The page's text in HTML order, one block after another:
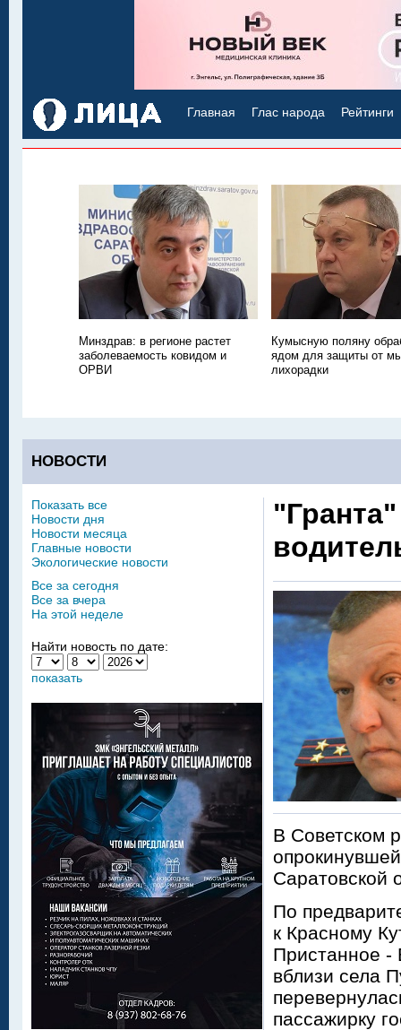
Главная Глас народа Рейтинги
Минздрав: в регионе растет
заболеваемость ковидом и
ОРВИ
Кумысную поляну
ядом для защиты от
лихорадки
НОВОСТИ
В Советском
Саратовской
По
к Красному
Пристанное -
вблизи села
пассажирку
Показать все
Новости дня
Новости месяца
Главные новости
Экологические новости
Все за сегодня
Все за вчера
На этой неделе
Найти новость по дате:
показать